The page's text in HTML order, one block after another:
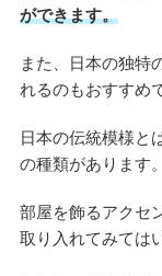
ができます。
また、日本の独特
れるのもおすすめ
日本の伝統模様と
の種類があります。
部屋を飾るアクセ
取り入れてみては